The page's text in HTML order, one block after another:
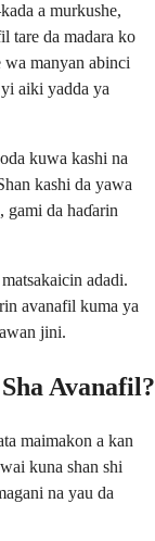
a murkushe,
tare da madara ko
wa manyan abinci
aiki yadda ya
kuwa kashi na
kashi da yawa
gami da haɗarin
adadi.
avanafil kuma ya
jini.
Avanafil?
maimakon a kan
kuna shan shi
na yau da